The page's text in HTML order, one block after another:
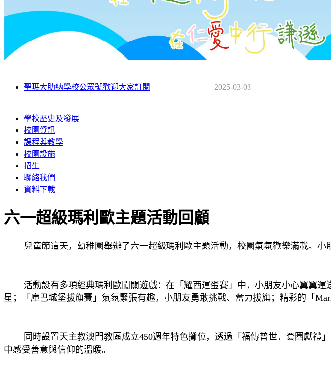
2025-03-03
聖瑪大肋納學校公眾號歡迎大家訂閱
學校歷史及發展
校園資訊
課程與教學
校園設施
招生
聯絡我們
資料下載
六一超級瑪利歐主題活動回顧
兒童節這天，幼稚園舉辦了六一超級瑪利歐主題活動，校園氣氛歡樂滿載。小
活動設有多項經典瑪利歐闖關遊戲：在「耀西運蛋賽」中，小朋友小心翼翼運
星；「庫巴城堡拔旗賽」氣氛緊張有趣，小朋友勇敢挑戰、奮力拔旗；精彩的「
同時設置天主教澳門教區成立450週年特色攤位，透過「福傳普世．套圈獻禮
中感受善意與信仰的溫暖。